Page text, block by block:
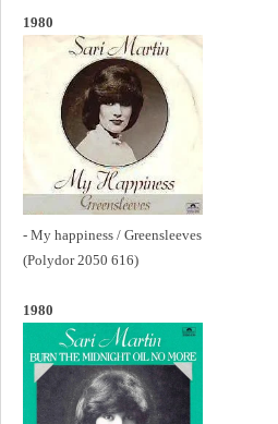
1980
- My happiness / Greensleeves
(Polydor 2050 616)
1980